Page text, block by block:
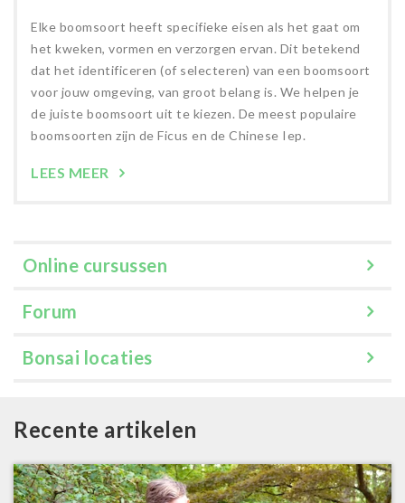
Elke boomsoort heeft specifieke eisen als het gaat om
het kweken, vormen en verzorgen ervan. Dit betekend
dat het identificeren (of selecteren) van een boomsoort
voor jouw omgeving, van groot belang is. We helpen je
de juiste boomsoort uit te kiezen. De meest populaire
boomsoorten zijn de Ficus en de Chinese Iep.
LEES MEER
Online cursussen
Forum
Bonsai locaties
Recente artikelen